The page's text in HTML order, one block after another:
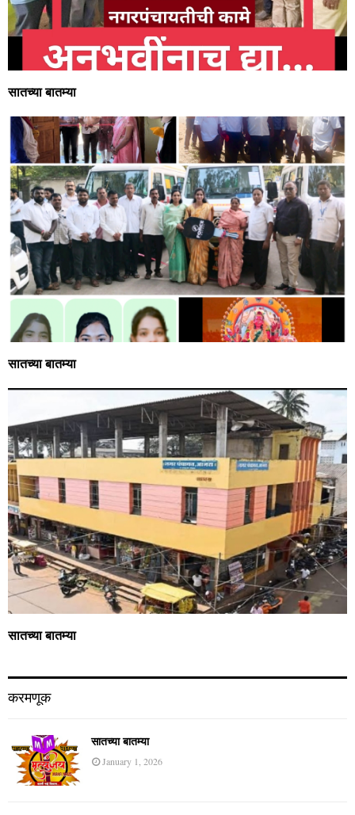
सातच्या बातम्या
सातच्या बातम्या
सातच्या बातम्या
करमणूक
सातच्या बातम्या
January 1, 2026